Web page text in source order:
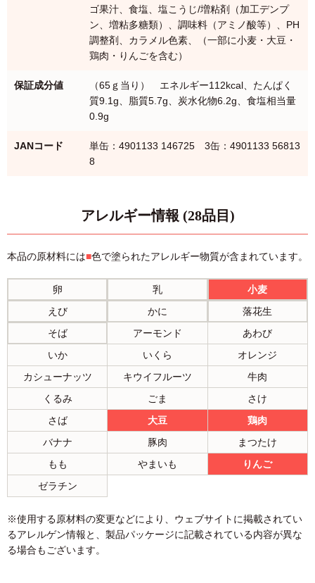
ゴ果汁、食塩、塩こうじ/増粘剤（加工デンプ
ン、増粘多糖類）、調味料（アミノ酸等）、PH
調整剤、カラメル色素、（一部に小麦・大豆・
鶏肉・りんごを含む）
保証成分値
（65ｇ当り） エネルギー112kcal、たんぱく
質9.1g、脂質5.7g、炭水化物6.2g、食塩相当量
0.9g
JANコード
単缶：4901133 146725 3缶：4901133 56813
8
アレルギー情報 (28品目)
本品の原材料には■色で塗られたアレルギー物質が含まれています。
卵 乳
小麦
えび
かに
落花生
そば
アーモンド
あわび
いか
いくら
オレンジ
カシューナッツ
キウイフルーツ
牛肉
くるみ
ごま
さけ
さば
大豆
鶏肉
バナナ
豚肉
まつたけ
もも
やまいも
りんご
ゼラチン
※使用する原材料の変更などにより、ウェブサイトに掲載されてい
るアレルゲン情報と、製品パッケージに記載されている内容が異な
る場合もございます。